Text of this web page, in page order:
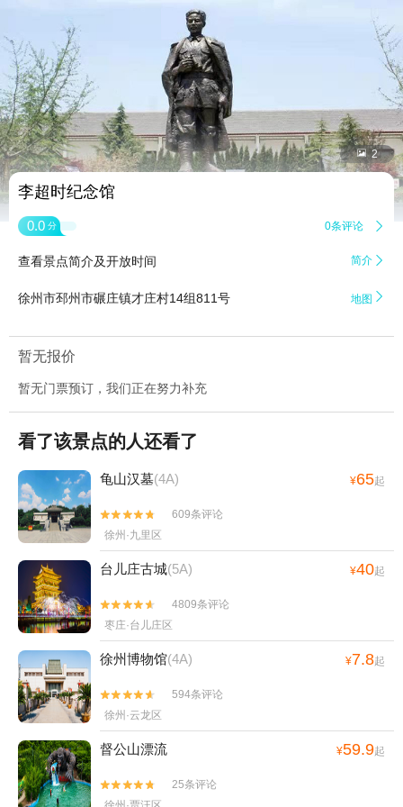
 2
李超时纪念馆
0.0 分 0条评论 
查看景点简介及开放时间 简介 
徐州市邳州市碾庄镇才庄村14组811号 地图 
暂无报价
暂无门票预订，我们正在努力补充
看了该景点的人还看了
龟山汉墓(4A) ¥65起


609条评论
徐州·九里区
台儿庄古城(5A) ¥40起


4809条评论
枣庄·台儿庄区
徐州博物馆(4A) ¥7.8起


594条评论
徐州·云龙区
督公山漂流 ¥59.9起


25条评论